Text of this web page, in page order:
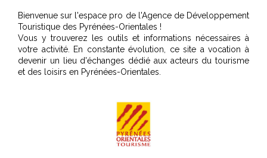
Bienvenue sur l'espace pro de l'Agence de Développement
Touristique des Pyrénées-Orientales !
Vous y trouverez les outils et informations nécessaires à
votre activité. En constante évolution, ce site a vocation à
devenir un lieu d'échanges dédié aux acteurs du tourisme
et des loisirs en Pyrénées-Orientales.